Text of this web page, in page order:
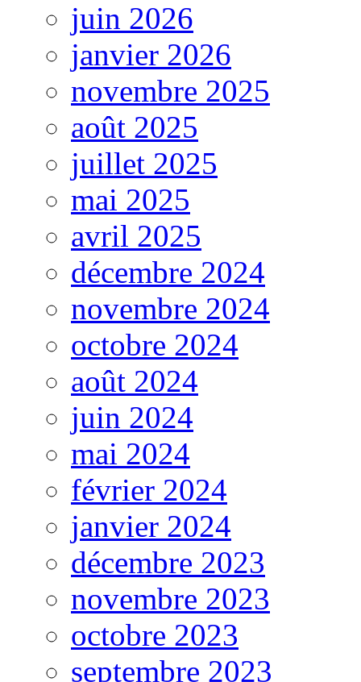
juin 2026
janvier 2026
novembre 2025
août 2025
juillet 2025
mai 2025
avril 2025
décembre 2024
novembre 2024
octobre 2024
août 2024
juin 2024
mai 2024
février 2024
janvier 2024
décembre 2023
novembre 2023
octobre 2023
septembre 2023